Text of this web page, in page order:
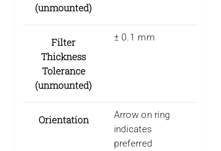
(unmounted)
Filter
Thickness
Tolerance
(unmounted)
± 0.1 mm
Orientation
Arrow on ring
indicates
preferred